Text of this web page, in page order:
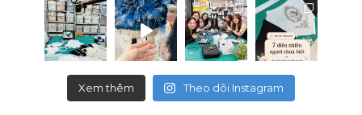
Xem thêm Theo dõi Instagram